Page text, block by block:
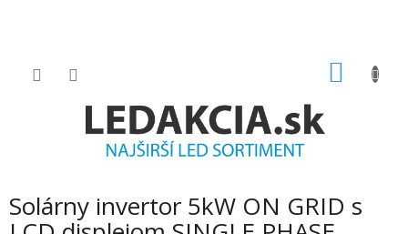
Solárny invertor 5kW ON GRID s